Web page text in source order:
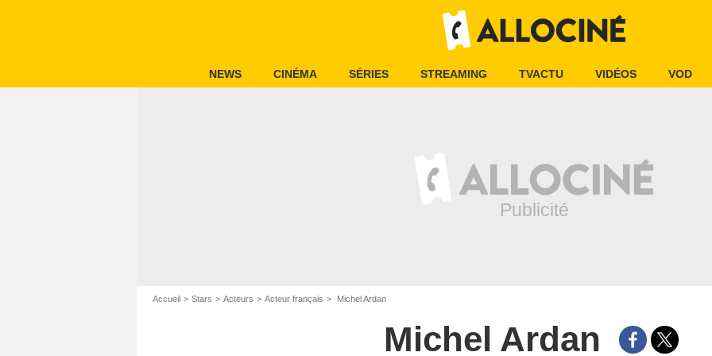
NEWS CINÉMA SÉRIES STREAMING TVACTU VIDÉOS VOD
Accueil Stars Acteurs Acteur français Michel Ardan
Michel Ardan